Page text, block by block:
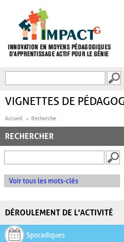
FORMULAIRE DE
VIGNETTES DE
Accueil Recherche
RECHERCHER
Voir tous les mots-clés
DÉROULEMENT DE L'ACTIVITÉ
Sporadiques